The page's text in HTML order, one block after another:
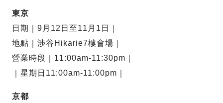
東京
日期｜9月12日至11月1日｜
地點｜涉谷Hikarie7樓會場｜
營業時段｜11:00am-11:30pm｜
｜星期日11:00am-11:00pm｜
京都